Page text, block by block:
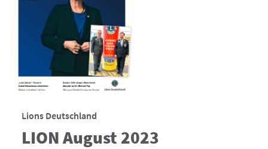
Lions Deutschland
LION August 2023